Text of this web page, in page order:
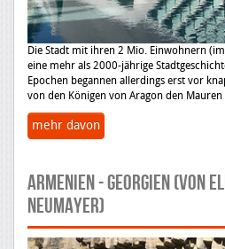
Die Stadt mit ihren 2 Mio. Einwohnern
eine mehr als 2000-jährige
Epochen begannen allerdings erst vor
von den Königen von Aragon den Mauren
mehr davon
ARMENIEN - GEORGIEN
Neumayer)